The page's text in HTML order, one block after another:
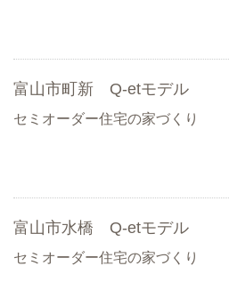
富山市町新 Q-etモデル
セミオーダー住宅の家づくり
富山市水橋 Q-etモデル
セミオーダー住宅の家づくり